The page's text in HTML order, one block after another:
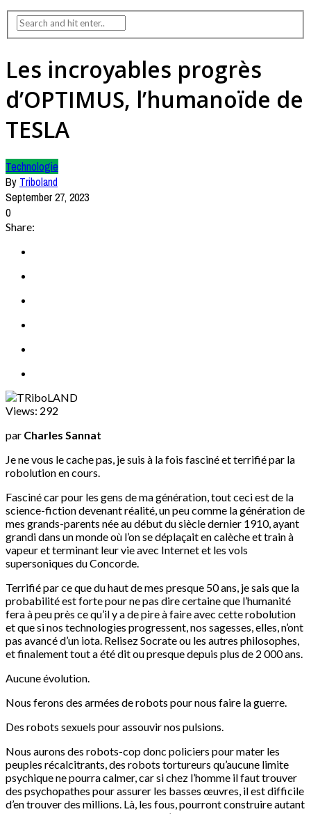
Les incroyables progrès
d’OPTIMUS, l’humanoïde de
TESLA
Technologie
By Triboland
September 27, 2023
0
Share:
Views: 292
par Charles Sannat
Je ne vous le cache pas, je suis à la fois fasciné et terrifié par la
robolution en cours.
Fasciné car pour les gens de ma génération, tout ceci est de la
science-fiction devenant réalité, un peu comme la génération de
mes grands-parents née au début du siècle dernier 1910, ayant
grandi dans un monde où l’on se déplaçait en calèche et train à
vapeur et terminant leur vie avec Internet et les vols
supersoniques du Concorde.
Terrifié par ce que du haut de mes presque 50 ans, je sais que la
probabilité est forte pour ne pas dire certaine que l’humanité
fera à peu près ce qu’il y a de pire à faire avec cette robolution
et que si nos technologies progressent, nos sagesses, elles, n’ont
pas avancé d’un iota. Relisez Socrate ou les autres philosophes,
et finalement tout a été dit ou presque depuis plus de 2 000 ans.
Aucune évolution.
Nous ferons des armées de robots pour nous faire la guerre.
Des robots sexuels pour assouvir nos pulsions.
Nous aurons des robots-cop donc policiers pour mater les
peuples récalcitrants, des robots tortureurs qu’aucune limite
psychique ne pourra calmer, car si chez l’homme il faut trouver
des psychopathes pour assurer les basses œuvres, il est difficile
d’en trouver des millions. Là, les fous, pourront construire autant